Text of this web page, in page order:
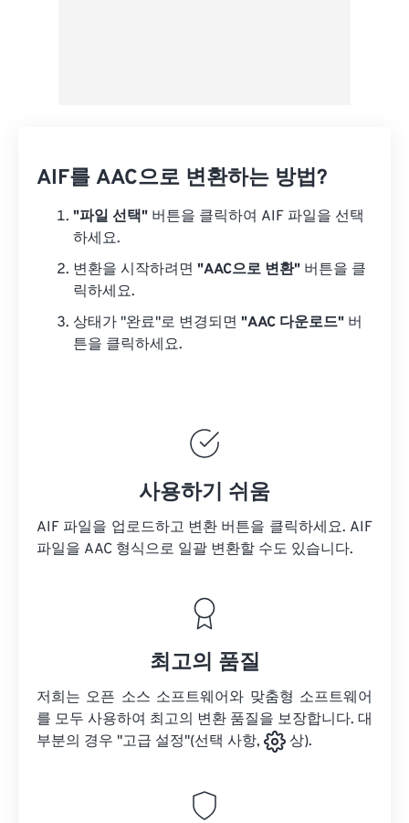
AIF를 AAC으로 변환하는 방법?
"파일 선택" 버튼을 클릭하여 AIF 파일을 선택
하세요.
변환을 시작하려면 "AAC으로 변환" 버튼을 클
릭하세요.
상태가 "완료"로 변경되면 "AAC 다운로드" 버
튼을 클릭하세요.
사용하기 쉬움
AIF 파일을 업로드하고 변환 버튼을 클릭하세요. AIF
파일을 AAC 형식으로 일괄 변환할 수도 있습니다.
최고의 품질
저희는 오픈 소스 소프트웨어와 맞춤형 소프트웨어
를 모두 사용하여 최고의 변환 품질을 보장합니다. 대
부분의 경우 "고급 설정"(선택 사항,
상).